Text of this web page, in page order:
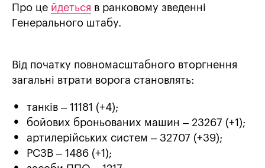
Про це йдеться в ранковому зведенні
Генерального штабу.
Від початку повномасштабного вторгнення
загальні втрати ворога становлять:
танків – 11181 (+4);
бойових броньованих машин – 23267 (+1);
артилерійських систем – 32707 (+39);
РСЗВ – 1486 (+1);